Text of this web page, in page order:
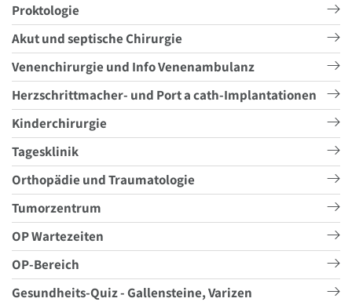
Proktologie
Akut und septische Chirurgie
Venenchirurgie und Info Venenambulanz
Herzschrittmacher- und Port a cath-Implantationen
Kinderchirurgie
Tagesklinik
Orthopädie und Traumatologie
Tumorzentrum
OP Wartezeiten
OP-Bereich
Gesundheits-Quiz - Gallensteine, Varizen